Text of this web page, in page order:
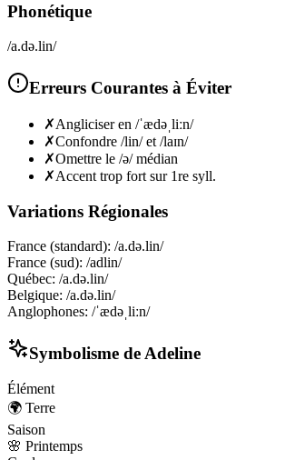
Phonétique
/a.də.lin/
Erreurs Courantes à Éviter
✗Angliciser en /ˈædəˌliːn/
✗Confondre /lin/ et /laɪn/
✗Omettre le /ə/ médian
✗Accent trop fort sur 1re syll.
Variations Régionales
France (standard): /a.də.lin/
France (sud): /adlin/
Québec: /a.də.lin/
Belgique: /a.də.lin/
Anglophones: /ˈædəˌliːn/
Symbolisme de Adeline
Élément
🌍 Terre
Saison
🌸 Printemps